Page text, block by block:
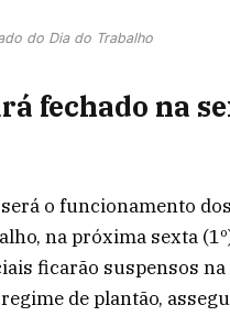
do Dia do Trabalho
fechado na
o funcionamento dos
na próxima sexta
ficarão suspensos na
de plantão,